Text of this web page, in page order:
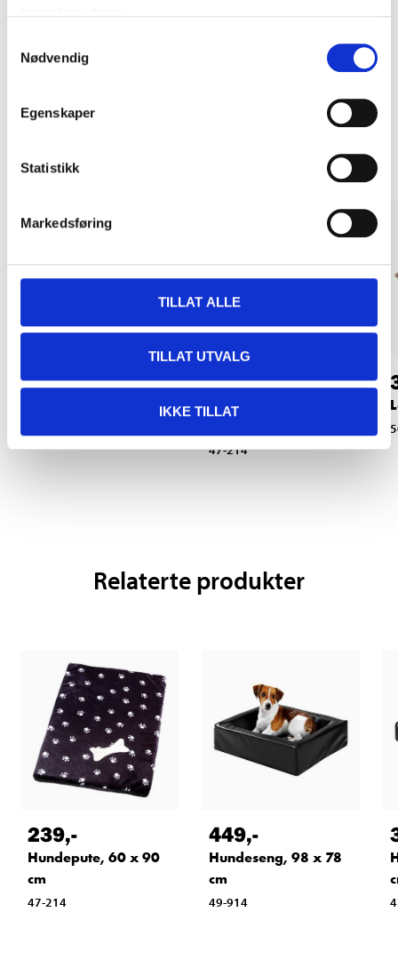
Nødvendig
Egenskaper
Statistikk
Markedsføring
TILLAT ALLE
TILLAT UTVALG
IKKE TILLAT
Andre kunder har også kjøpt
1290
Hundeposer, 50-pk.
239,-
Hundepute, 60 x 90
47-214
Relaterte produkter
239,-
Hundepute, 60 x 90
cm
47-214
449,-
Hundeseng, 98 x 78
cm
49-914